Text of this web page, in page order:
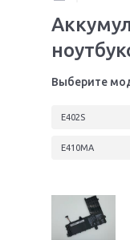
Выберите
E402S
E410MA